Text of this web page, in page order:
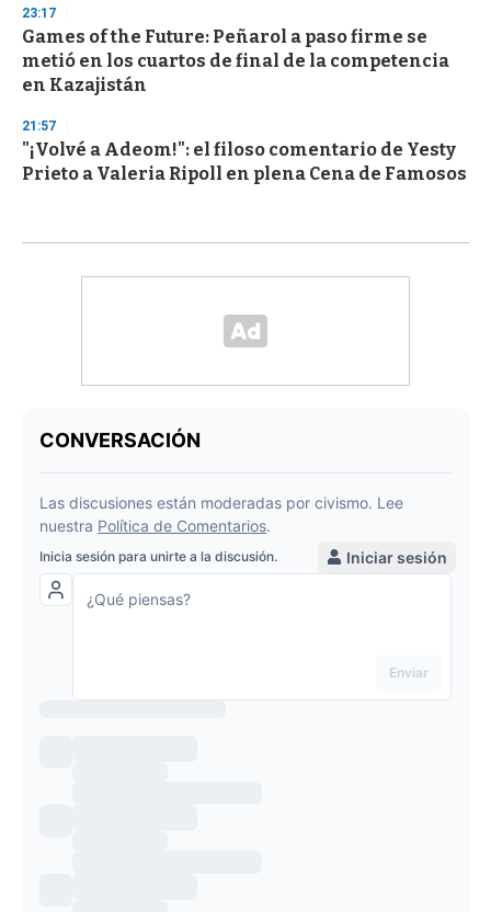
23:17
Games of the Future: Peñarol a paso firme se
metió en los cuartos de final de la competencia
en Kazajistán
21:57
"¡Volvé a Adeom!": el filoso comentario de Yesty
Prieto a Valeria Ripoll en plena Cena de Famosos